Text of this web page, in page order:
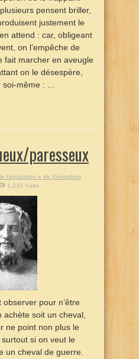
pensent briller,
justement le
attend : car, obligeant
on l’empêche de
fait marcher en aveugle
on le désespère,
même : ...
paresseux
l’équitation » de Xénophon
1,233 Vues
observer pour n’être
achète soit un cheval,
ne point non plus le
si on veut le
un cheval de guerre.